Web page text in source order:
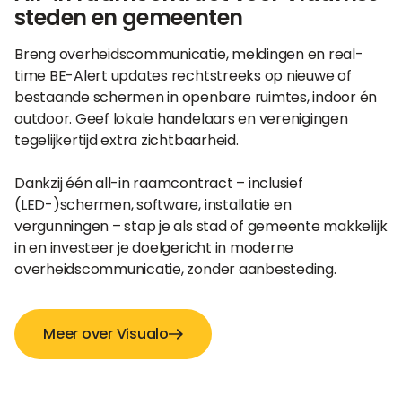
steden en gemeenten
Breng overheidscommunicatie, meldingen en real-
time BE-Alert updates rechtstreeks op nieuwe of
bestaande schermen in openbare ruimtes, indoor én
outdoor. Geef lokale handelaars en verenigingen
tegelijkertijd extra zichtbaarheid.
Dankzij één all-in raamcontract – inclusief
(LED-)schermen, software, installatie en
vergunningen – stap je als stad of gemeente makkelijk
in en investeer je doelgericht in moderne
overheidscommunicatie, zonder aanbesteding.
Meer over Visualo